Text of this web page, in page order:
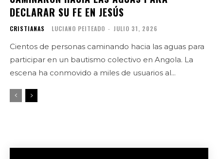
DECLARAR SU FE EN JESÚS
CRISTIANAS LUCIANO PEITEADO - JULIO 31, 2026
Cientos de personas caminando hacia las aguas para
participar en un bautismo colectivo en Angola. La
escena ha conmovido a miles de usuarios al...